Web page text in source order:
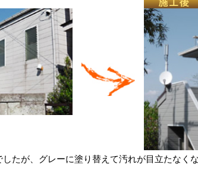
したが、グレーに塗り替えて汚れが目立たなく